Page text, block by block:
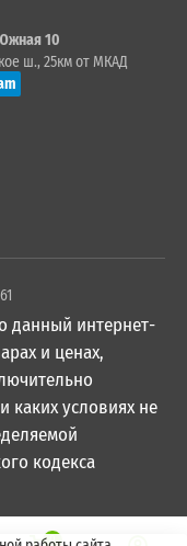
10
ш., 25км от МКАД
данный интернет-
и ценах,
условиях не
кодекса
0